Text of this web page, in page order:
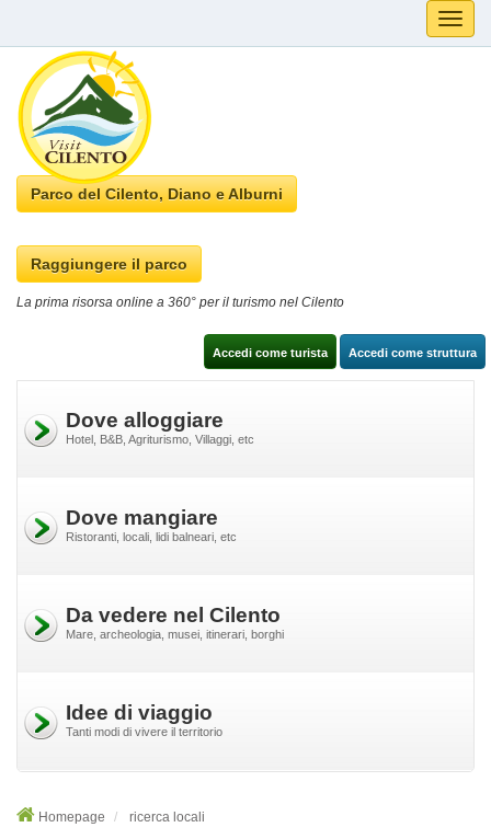
Toggle
Parco del Cilento, Diano e Alburni
Raggiungere il parco
La prima risorsa online a 360° per il turismo nel Cilento
Accedi come turista Accedi come struttura
Dove alloggiare
Hotel, B&B, Agriturismo, Villaggi, etc
Dove mangiare
Ristoranti, locali, lidi balneari, etc
Da vedere nel Cilento
Mare, archeologia, musei, itinerari, borghi
Idee di viaggio
Tanti modi di vivere il territorio
Homepage ricerca locali